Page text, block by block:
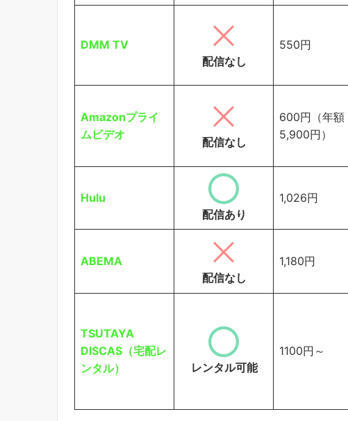
DMM TV
配信なし
550円
Amazonプライ
ムビデオ
配信なし
600円（年額
5,900円）
Hulu
配信あり
1,026円
ABEMA
配信なし
1,180円
TSUTAYA
DISCAS（宅配レ
ンタル）
レンタル可能
1100円～